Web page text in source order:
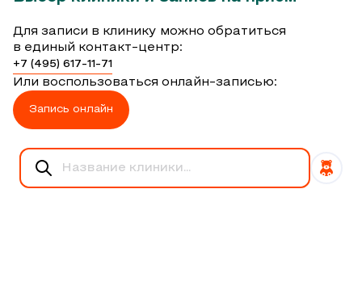
Для записи в клинику можно обратиться
в единый контакт-центр:
+7 (495) 617-11-71
Или воспользоваться онлайн-записью:
Запись онлайн